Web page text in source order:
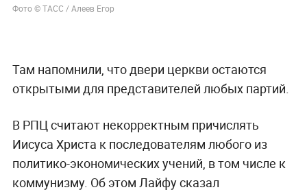
Фото © ТАСС / Алеев Егор
Там напомнили, что двери церкви остаются
открытыми для представителей любых партий.
В РПЦ считают некорректным причислять
Иисуса Христа к последователям любого из
политико-экономических учений, в том числе к
коммунизму. Об этом Лайфу сказал